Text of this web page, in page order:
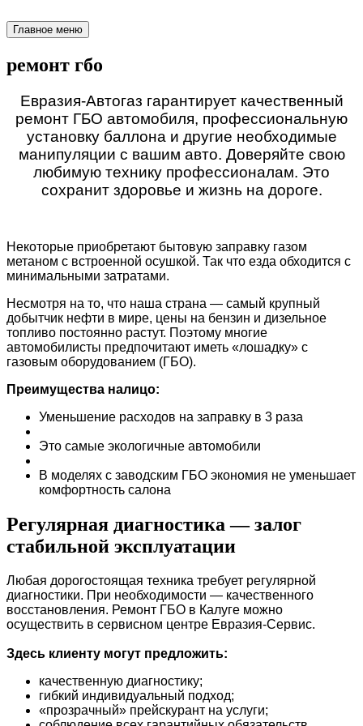
Главное меню
ремонт гбо
Евразия-Автогаз гарантирует качественный
ремонт ГБО автомобиля, профессиональную
установку баллона и другие необходимые
манипуляции с вашим авто. Доверяйте свою
любимую технику профессионалам. Это
сохранит здоровье и жизнь на дороге.
Некоторые приобретают бытовую заправку газом
метаном с встроенной осушкой. Так что езда обходится с
минимальными затратами.
Несмотря на то, что наша страна — самый крупный
добытчик нефти в мире, цены на бензин и дизельное
топливо постоянно растут. Поэтому многие
автомобилисты предпочитают иметь «лошадку» с
газовым оборудованием (ГБО).
Преимущества налицо:
Уменьшение расходов на заправку в 3 раза
Это самые экологичные автомобили
В моделях с заводским ГБО экономия не уменьшает
комфортность салона
Регулярная диагностика — залог
стабильной эксплуатации
Любая дорогостоящая техника требует регулярной
диагностики. При необходимости — качественного
восстановления. Ремонт ГБО в Калуге можно
осуществить в сервисном центре Евразия-Сервис.
Здесь клиенту могут предложить:
качественную диагностику;
гибкий индивидуальный подход;
«прозрачный» прейскурант на услуги;